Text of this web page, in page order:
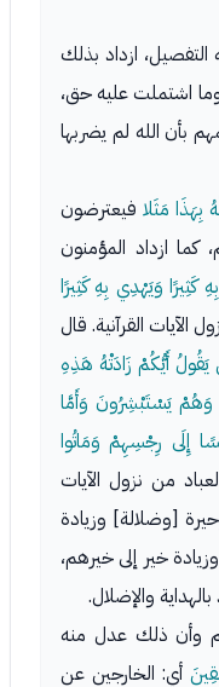
ازداد بذلك
وما اشتملت عليه حق،
بأن الله لم يضربها
بِهَذَا مَثَلا فيعترضون
كما ازداد المؤمنون
كَثِيرًا وَيَهْدِي بِهِ كَثِيرًا
الآيات القرآنية. قال
أَيُّكُمْ زَادَتْهُ هَذِهِ
وَهُمْ يَسْتَبْشِرُونَ وَأَمَّا
إِلَى رِجْسِهِمْ وَمَاتُوا
من نزول الآيات
[وضلالة] وزيادة
خير إلى خيرهم،
والإضلال.
وأن ذلك عدل منه
أي: الخارجين عن